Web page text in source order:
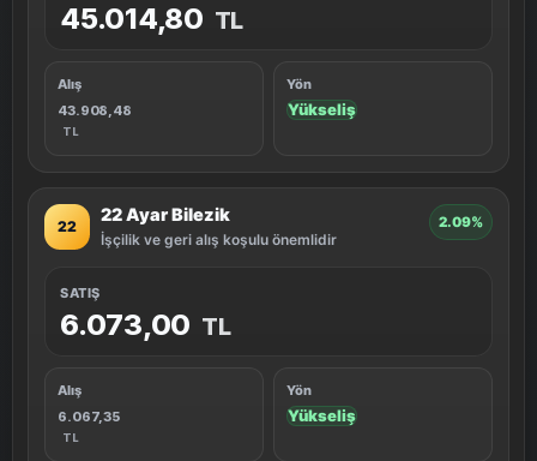
45.014,80 TL
Alış
43.908,48
TL
Yön
Yükseliş
22
22 Ayar Bilezik
İşçilik ve geri alış koşulu önemlidir
2.09%
SATIŞ
6.073,00 TL
Alış
6.067,35
TL
Yön
Yükseliş